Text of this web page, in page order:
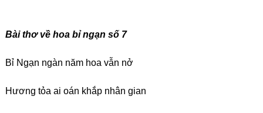
Bài thơ về hoa bỉ ngạn số 7
Bỉ Ngạn ngàn năm hoa vẫn nở
Hương tỏa ai oán khắp nhân gian